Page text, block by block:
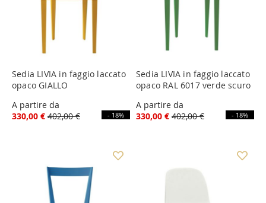
Sedia LIVIA in faggio laccato
opaco GIALLO
A partire da
330,00 € 402,00 € - 18%
Sedia LIVIA in faggio laccato
opaco RAL 6017 verde scuro
A partire da
330,00 € 402,00 € - 18%